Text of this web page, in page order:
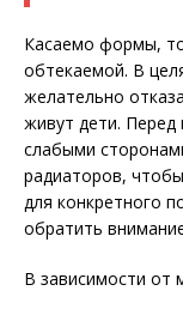
Касаемо формы,
обтекаемой. В
желательно
живут дети. Перед
слабыми
радиаторов,
для конкретного
обратить
В зависимости от